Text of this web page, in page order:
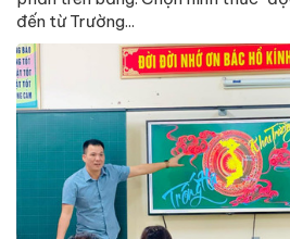
đến từ Trường...